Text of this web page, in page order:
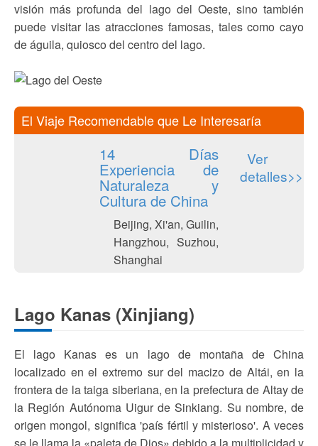
visión más profunda del lago del Oeste, sino también
puede visitar las atracciones famosas, tales como cayo
de águila, quiosco del centro del lago.
El Viaje Recomendable que Le Interesaría
14 Días
Experiencia de
Naturaleza y
Cultura de China
Beijing, Xi'an, Guilin,
Hangzhou, Suzhou,
Shanghai
Ver
detalles>>
Lago Kanas (Xinjiang)
El lago Kanas es un lago de montaña de China
localizado en el extremo sur del macizo de Altái, en la
frontera de la taiga siberiana, en la prefectura de Altay de
la Región Autónoma Uigur de Sinkiang. Su nombre, de
origen mongol, significa 'país fértil y misterioso'. A veces